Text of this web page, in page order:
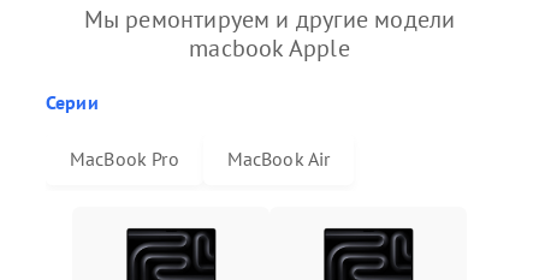
Мы ремонтируем и другие модели
macbook Apple
Серии
MacBook Pro MacBook Air